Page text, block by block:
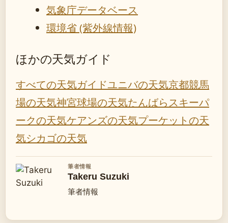
気象庁データベース
環境省 (紫外線情報)
ほかの天気ガイド
すべての天気ガイドユニバの天気京都競馬
場の天気神宮球場の天気たんばらスキーパ
ークの天気ケアンズの天気プーケットの天
気シカゴの天気
筆者情報
Takeru Suzuki
筆者情報